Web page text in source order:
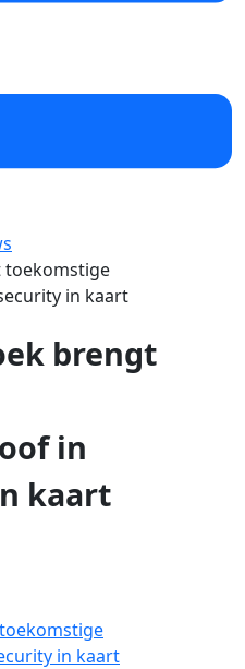
toekomstige
in kaart
brengt
in
kaart